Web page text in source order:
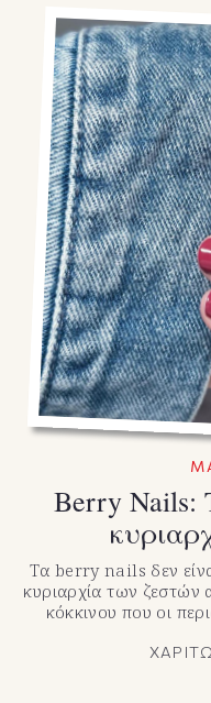
Berry
Τα berry nails δεν
κυριαρχία των
κόκκινου που οι